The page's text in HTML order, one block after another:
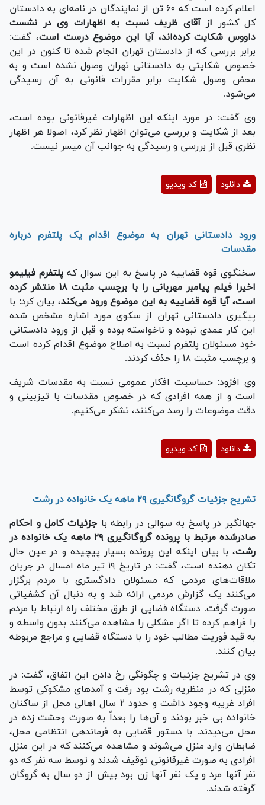
اعلام کرده است که ۶۰ تن از نمایندگان در نامه‌ای به دادستان
کل کشور
از آقای ظریف نسبت به اظهارات وی در نشست
داووس شکایت کرده‌اند، آیا این موضوع درست است، گفت:
برابر بررسی که از دادستان تهران انجام شده تا کنون در این
خصوص شکایتی به دادستانی تهران وصول نشده است و به
محض وصول شکایت برابر مقررات قانونی به آن رسیدگی
می‌شود.
وی گفت: در مورد اینکه این اظهارات غیرقانونی بوده است،
بعد از شکایت و بررسی می‌توان اظهار نظر کرد، اصولا هر اظهار
نظری قبل از بررسی و رسیدگی به جوانب آن میسر نیست.
Playکد ویدیو دانلود
ورود دادستانی تهران به موضوع اقدام یک پلتفرم درباره
مقدسات
سخنگوی قوه قضاییه در پاسخ به این سوال که پلتفرم فیلیمو
اخیرا فیلم پیامبر مهربانی را با برچسب مثبت ۱۸ منتشر کرده
است، آیا قوه قضاییه به این موضوع ورود می‌کند، بیان کرد: با
پیگیری دادستانی تهران از سکوی مورد اشاره مشخص شده
این کار عمدی نبوده و ناخواسته بوده و قبل از ورود دادستانی
خود مسئولان پلتفرم نسبت به اصلاح موضوع اقدام کرده است
و برچسب مثبت ۱۸ را حذف کردند.
وی افزود: حساسیت افکار عمومی نسبت به مقدسات شریف
است و از همه افرادی که در خصوص مقدسات با تیزبینی و
دقت موضوعات را رصد می‌کنند، تشکر می‌کنیم.
Playکد ویدیو دانلود
تشریح جزئیات گروگانگیری ۲۹ ماهه یک خانواده در رشت
جهانگیر در پاسخ به سوالی در رابطه باجزئیات کامل و احکام
صادرشده مرتبط با پرونده گروگانگیری ۲۹ ماهه یک خانواده در
رشت، با بیان اینکه این پرونده بسیار پیچیده و در عین حال
تکان دهنده است، گفت: در تاریخ ۱۹ تیر ماه امسال در جریان
ملاقات‌های مردمی که مسئولان دادگستری با مردم برگزار
می‌کنند یک گزارش مردمی ارائه شد و به دنبال آن کشفیاتی
صورت گرفت. دستگاه قضایی از طرق مختلف راه ارتباط با مردم
را فراهم کرده تا اگر مشکلی را مشاهده می‌کنند بدون واسطه و
به قید فوریت مطالب خود را با دستگاه قضایی و مراجع مربوطه
بیان کنند.
وی در تشریح جزئیات و چگونگی رخ دادن این اتفاق، گفت: در
منزلی که در منظریه رشت بود رفت و آمد‌های مشکوکی توسط
افراد غریبه وجود داشت و حدود ۲ سال اهالی محل از ساکنان
خانواده بی خبر بودند و آن‌ها را بعداً به صورت وحشت زده در
محل می‌دیدند. با دستور قضایی به فرماندهی انتظامی محل،
ضابطان وارد منزل می‌شوند و مشاهده می‌کنند که در این منزل
افرادی به صورت غیرقانونی توقیف شدند و توسط سه نفر که دو
نفر آنها مرد و یک نفر آنها زن بود بیش از دو سال به گروگان
گرفته شدند.